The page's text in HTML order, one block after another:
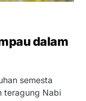
dalam
semesta
teragung Nabi